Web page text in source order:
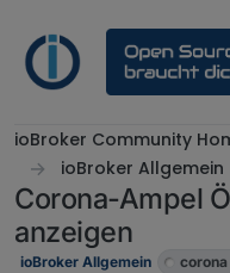
ioBroker Community
ioBroker Allgemein
Corona-Ampel
anzeigen
ioBroker Allgemein corona